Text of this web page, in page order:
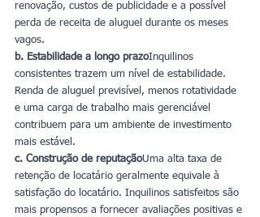
renovação, custos de publicidade e a possível
perda de receita de aluguel durante os meses
vagos.
b. Estabilidade a longo prazoInquilinos
consistentes trazem um nível de estabilidade.
Renda de aluguel previsível, menos rotatividade
e uma carga de trabalho mais gerenciável
contribuem para um ambiente de investimento
mais estável.
c. Construção de reputaçãoUma alta taxa de
retenção de locatário geralmente equivale à
satisfação do locatário. Inquilinos satisfeitos são
mais propensos a fornecer avaliações positivas e